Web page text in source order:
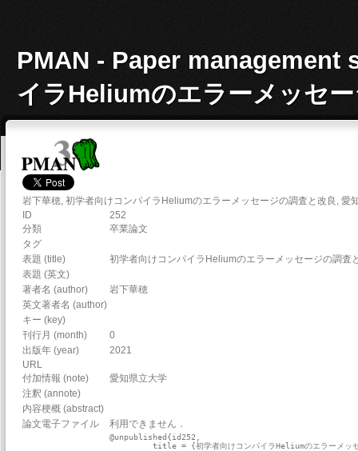
PMAN - Paper management
イラHeliumのエラーメッセ
Detail of a work
岩下華穂, 初学者向けコンパイラHeliumのエラーメッセージの調査と改良, 愛
ID
252
分類
卒業論文
タグ
表題 (title)
初学者向けコンパイラHeliumのエラーメッセージの調査
表題 (英文)
著者名 (author)
岩下華穂
英文著者名 (author)
キー (key)
刊行月 (month)
0
出版年 (year)
2021
URL
付加情報 (note)
愛知県立大学
注釈 (annote)
内容梗概 (abstract)
論文電子ファイル
利用できません．
@unpublished{id252,
title = {初学者向けコンパイラHeliumのエラーメッ